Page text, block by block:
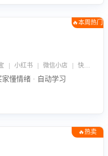
🔥本周热门
得物 | 京东 | 抖音 | 拼多多 | 淘宝 | 小红书 | 微信小店 | 快手 | 唯品会
懂情绪 · 自动学习
🔥热卖